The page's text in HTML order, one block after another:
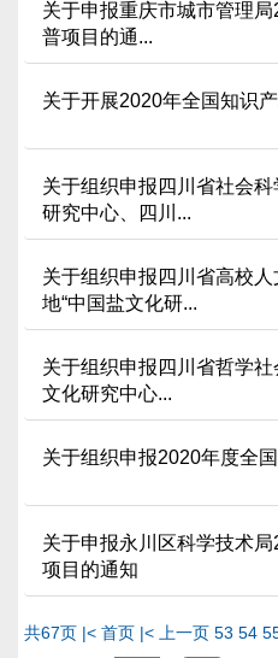
关于申报重庆市城市管理
普项目的通...
关于开展2020年全国知识
关于组织申报四川省社会
研究中心、四川...
关于组织申报四川省高校
地“中国盐文化研...
关于组织申报四川省哲学
文化研究中心...
关于组织申报2020年度全
关于申报永川区科学技术
项目的通知
共67页 |< 首页 |< 上一页 53 54